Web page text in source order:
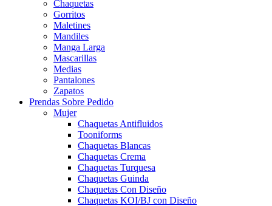
Chaquetas
Gorritos
Maletines
Mandiles
Manga Larga
Mascarillas
Medias
Pantalones
Zapatos
Prendas Sobre Pedido
Mujer
Chaquetas Antifluidos
Tooniforms
Chaquetas Blancas
Chaquetas Crema
Chaquetas Turquesa
Chaquetas Guinda
Chaquetas Con Diseño
Chaquetas KOI/BJ con Diseño